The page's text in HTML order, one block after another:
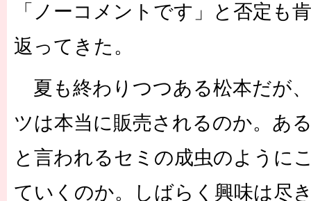
「ノーコメントです」と否定も
返ってきた。
夏も終わりつつある松本だが
ツは本当に販売されるのか。あ
と言われるセミの成虫のように
ていくのか。しばらく興味は尽